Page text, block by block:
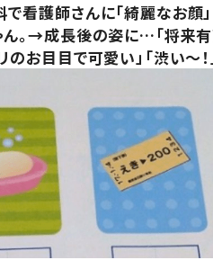
看護師さんに「綺麗なお顔
ん。→成長後の姿に…「将来有
のお目目で可愛い」「渋い～！